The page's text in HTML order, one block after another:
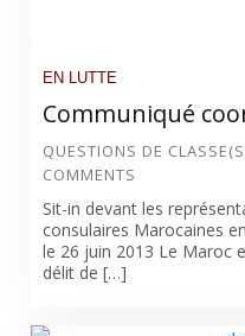
EN LUTTE
Communiqué
QUESTIONS DE
COMMENTS
Sit-in devant les
consulaires Marocaines
le 26 juin 2013 Le Maroc
délit de […]